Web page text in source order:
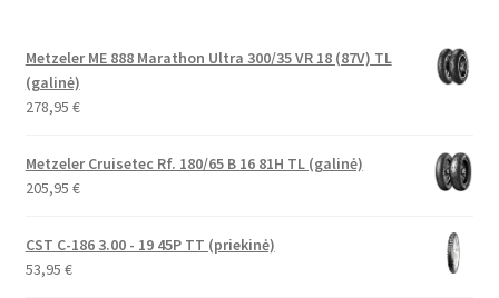
Metzeler ME 888 Marathon Ultra 300/35 VR 18 (87V) TL
(galinė)
278,95 €
Metzeler Cruisetec Rf. 180/65 B 16 81H TL (galinė)
205,95 €
CST C-186 3.00 - 19 45P TT (priekinė)
53,95 €